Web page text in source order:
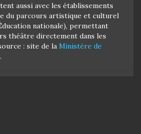
aussi avec les établissements
du parcours artistique et culturel
nationale), permettant
théâtre directement dans les
: site de la Ministère de